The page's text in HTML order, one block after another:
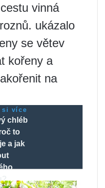
vinná
ukázalo
se větev
kořeny a
na
si více
chléb
to
a jak